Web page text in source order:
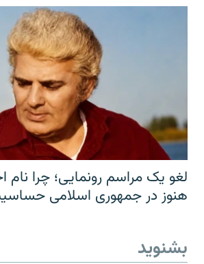
لغو یک مراسم رونمایی؛ چرا نام
هنوز در جمهوری اسلامی
بشنوید